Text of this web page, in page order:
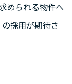
められる物件へ
採用が期待さ